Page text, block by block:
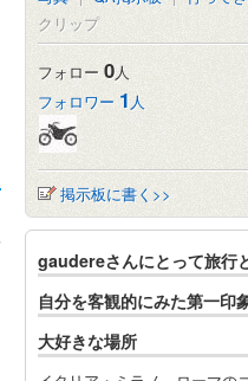
クリップ
フォロー 0人
フォロワー 1 人
掲示板に書く>>
gaudereさんにとって旅行
自分を客観的にみた第一印
大好きな場所